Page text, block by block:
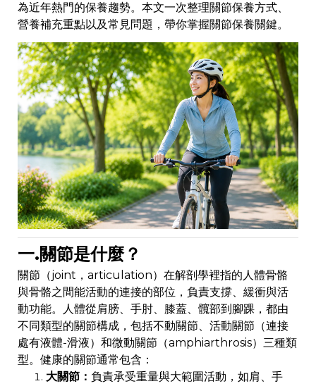
為近年熱門的保養趨勢。本文一次整理關節保養方式、
營養補充重點以及常見問題，帶你掌握關節保養關鍵。
一.關節是什麼？
關節（joint，articulation）在解剖學裡指的人體骨骼
與骨骼之間能活動的連接的部位，負責支撐、緩衝與活
動功能。人體從肩膀、手肘、膝蓋、髖部到腳踝，都由
不同類型的關節構成，包括不動關節、活動關節（連接
處有液體-滑液）和微動關節（amphiarthrosis）三種類
型。健康的關節通常包含：
大關節： 負責承受重量與大範圍活動，如肩、手